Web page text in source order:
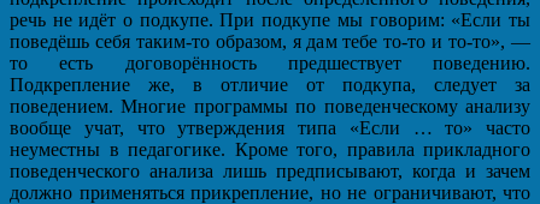
речь не идёт о подкупе. При подкупе мы говорим: «Если ты
поведёшь себя таким-то образом, я дам тебе то-то и то-то», —
то есть договорённость предшествует поведению.
Подкрепление же, в отличие от подкупа, следует за
поведением. Многие программы по поведенческому анализу
вообще учат, что утверждения типа «Если … то» часто
неуместны в педагогике. Кроме того, правила прикладного
поведенческого анализа лишь предписывают, когда и зачем
должно применяться прикрепление, но не ограничивают, что